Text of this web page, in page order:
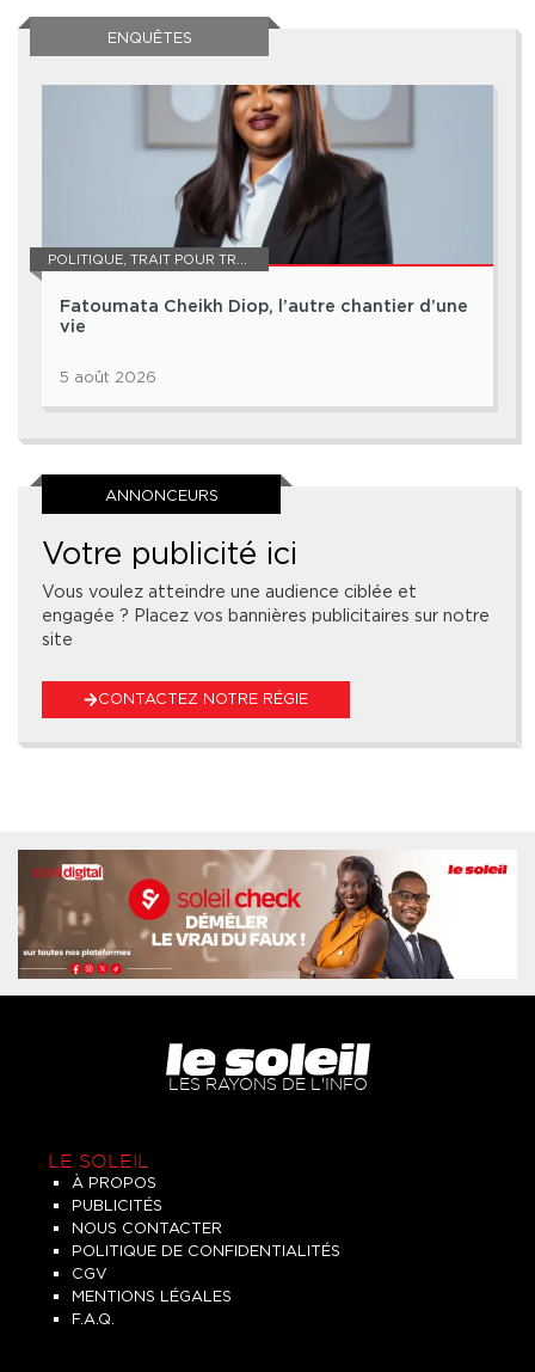
ENQUÊTES
POLITIQUE, TRAIT POUR TRAIT
Fatoumata Cheikh Diop, l’autre chantier d’une
vie
5 août 2026
ANNONCEURS
Votre publicité ici
Vous voulez atteindre une audience ciblée et
engagée ? Placez vos bannières publicitaires sur notre
site
CONTACTEZ NOTRE RÉGIE
LES RAYONS DE L'INFO
LE SOLEIL
À PROPOS
PUBLICITÉS
NOUS CONTACTER
POLITIQUE DE CONFIDENTIALITÉS
CGV
MENTIONS LÉGALES
F.A.Q.